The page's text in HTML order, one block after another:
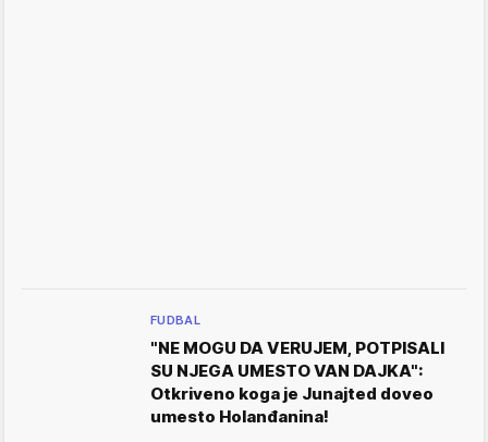
FUDBAL
"NE MOGU DA VERUJEM, POTPISALI
SU NJEGA UMESTO VAN DAJKA":
Otkriveno koga je Junajted doveo
umesto Holanđanina!